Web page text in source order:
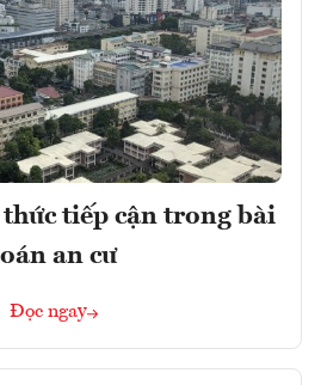
tiếp cận trong bài
an cư
Đọc ngay